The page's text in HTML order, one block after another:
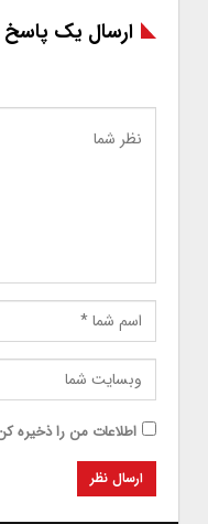
ارسال یک پاسخ
اطلاعات من را ذخیره